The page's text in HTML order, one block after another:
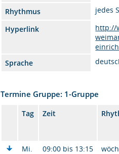
Rhythmus
jedes
Hyperlink
http://
Sprache
Termine Gruppe: 1-Gruppe
Tag Zeit
Mi. 09:00 bis 13:15